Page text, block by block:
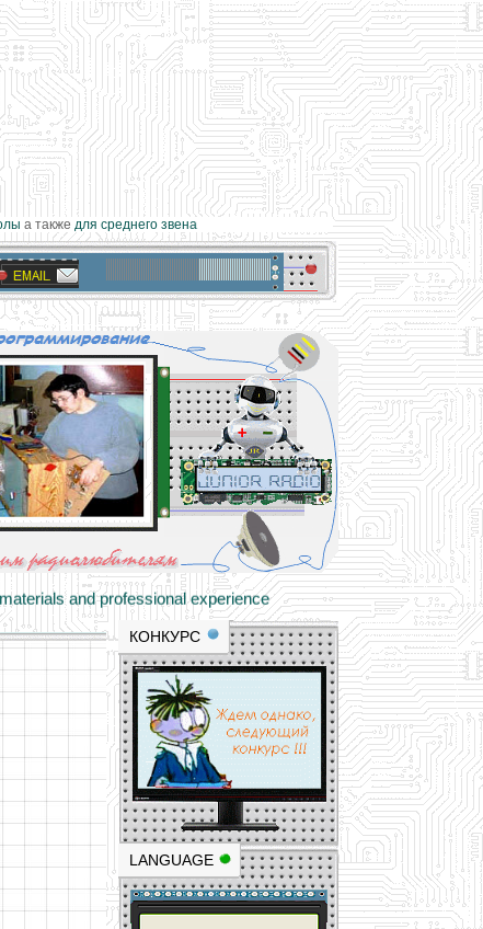
а такжедля среднего звена
resource for young and novice hams
and professional experience
КОНКУРС
LANGUAGE